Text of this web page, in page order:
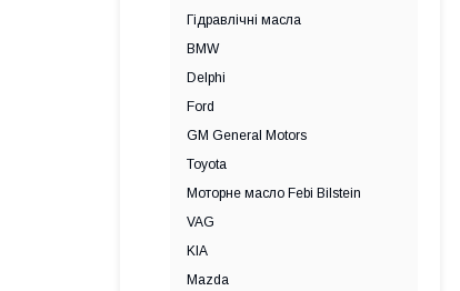
Гідравлічні масла
BMW
Delphi
Ford
GM General Motors
Toyota
Моторне масло Febi Bilstein
VAG
KIA
Mazda